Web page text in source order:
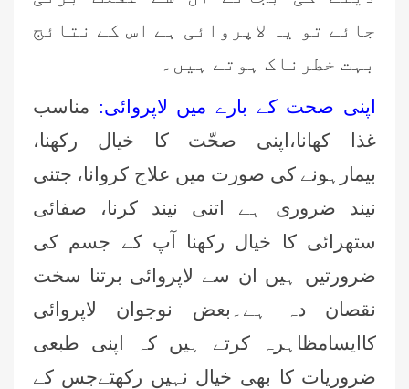
جائے تو یہ لاپروائی ہے اس کے نتائج
بہت خطرناک ہوتے ہیں۔
اپنی صحت کے بارے میں لاپروائی: مناسب
غذا کھانا،اپنی صحّت کا خیال رکھنا،
بیمارہونے کی صورت میں علاج کروانا، جتنی
نیند ضروری ہے اتنی نیند کرنا، صفائی
ستھرائی کا خیال رکھنا آپ کے جسم کی
ضرورتیں ہیں ان سے لاپروائی برتنا سخت
نقصان دہ ہے۔بعض نوجوان لاپروائی
کاایسامظاہرہ کرتے ہیں کہ اپنی طبعی
ضروریات کا بھی خیال نہیں رکھتےجس کے